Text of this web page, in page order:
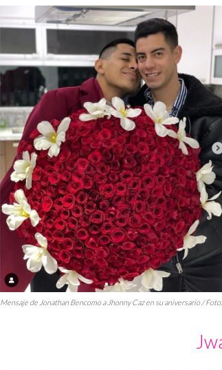
Mensaje de Jonathan Bencomo a Jhonny Caz en su aniversario /